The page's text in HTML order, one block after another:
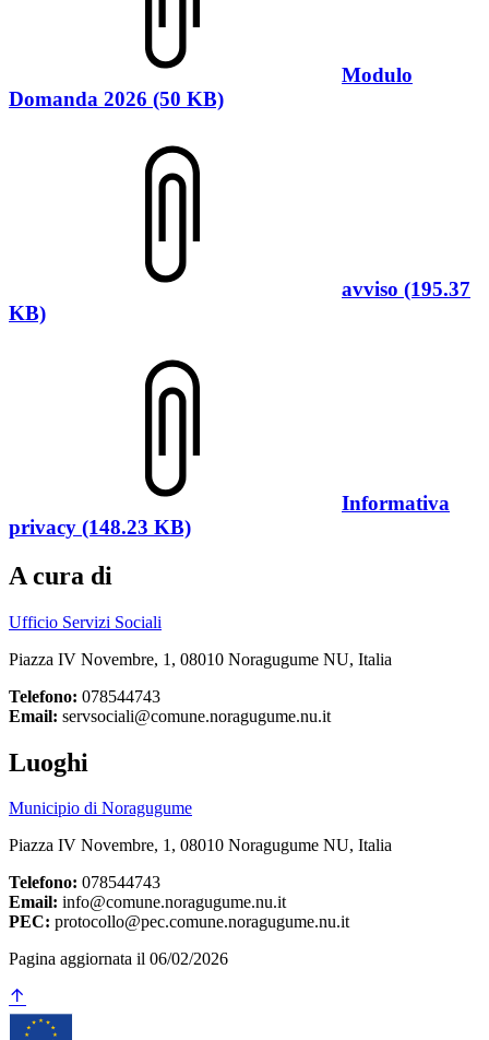
Modulo
Domanda 2026 (50 KB)
avviso (195.37
KB)
Informativa
privacy (148.23 KB)
A cura di
Ufficio Servizi Sociali
Piazza IV Novembre, 1, 08010 Noragugume NU, Italia
Telefono: 078544743
Email: servsociali@comune.noragugume.nu.it
Luoghi
Municipio di Noragugume
Piazza IV Novembre, 1, 08010 Noragugume NU, Italia
Telefono: 078544743
Email: info@comune.noragugume.nu.it
PEC: protocollo@pec.comune.noragugume.nu.it
Pagina aggiornata il 06/02/2026